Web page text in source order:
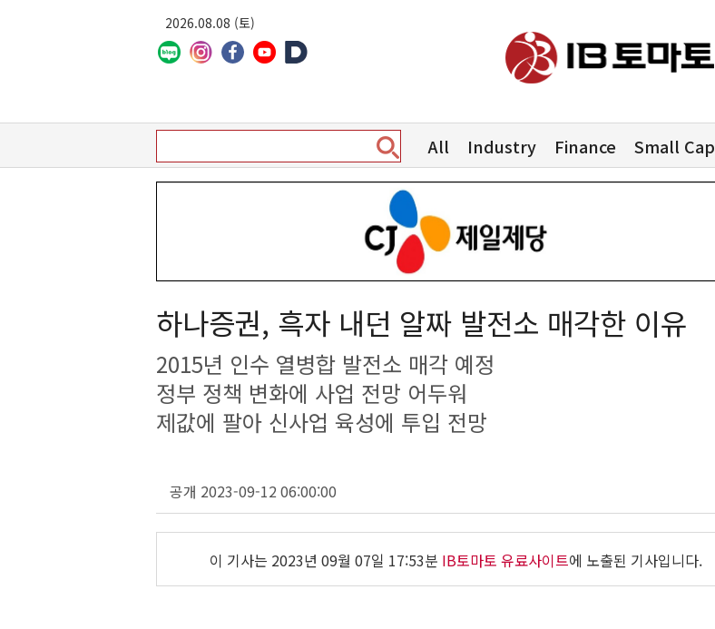
2026.08.08 (토)
All Industry Finance Small Cap
하나증권, 흑자 내던 알짜 발전소 매각한 이유
2015년 인수 열병합 발전소 매각 예정
정부 정책 변화에 사업 전망 어두워
제값에 팔아 신사업 육성에 투입 전망
공개 2023-09-12 06:00:00
이 기사는 2023년 09월 07일 17:53분 IB토마토 유료사이트에 노출된 기사입니다.